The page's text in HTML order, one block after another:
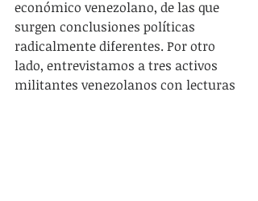
económico venezolano, de las que
surgen conclusiones políticas
radicalmente diferentes. Por otro
lado, entrevistamos a tres activos
militantes venezolanos con lecturas